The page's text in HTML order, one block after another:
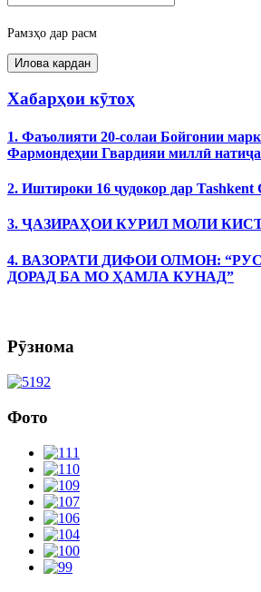
Рамзҳо дар расм
Хабарҳои кӯтоҳ
1. Фаъолияти 20-солаи Бойгонии
Фармондеҳии Гвардияи миллӣ
2. Иштироки 16 ҷудокор дар Tashkent
3. ҶАЗИРАҲОИ КУРИЛ МОЛИ
4. ВАЗОРАТИ ДИФОИ ОЛМОН:
ДОРАД БА МО ҲАМЛА КУНАД”
Рӯзнома
Фото